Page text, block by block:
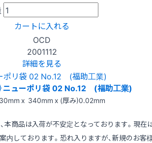
カートに入れる
OCD
2001112
詳細を見る
》ニューポリ袋 02 No.12 (福助工業)
x 340mm x (厚み)0.02mm
本商品は入荷が不安定となっております。現在
内しております。恐れ入りますが、新規のお客